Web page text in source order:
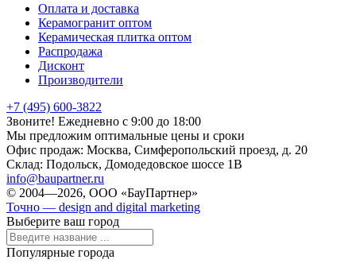
Оплата и доставка
Керамогранит оптом
Керамическая плитка оптом
Распродажа
Дисконт
Производители
+7 (495) 600-3822
Звоните! Ежедневно с 9:00 до 18:00
Мы предложим оптимальные цены и сроки
Офис продаж: Москва, Симферопольский проезд, д. 20
Склад: Подольск, Домодедовское шоссе 1В
info@baupartner.ru
© 2004—2026, ООО «БауПартнер»
Точно — design and digital marketing
Выберите ваш город
Популярные города